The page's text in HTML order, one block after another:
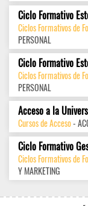
Ciclo Formativo
Ciclos Formativos de
PERSONAL
Ciclo Formativo
Ciclos Formativos de
PERSONAL
Acceso a la
Cursos de Acceso-
Ciclo Formativo
Ciclos Formativos de
Y MARKETING